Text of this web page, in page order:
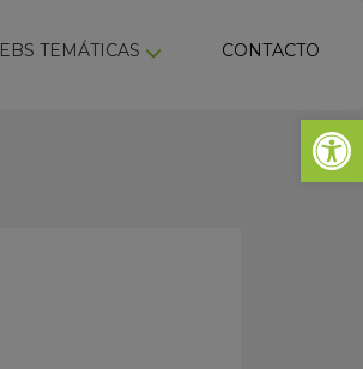
Abrir
TEMÁTICAS CONTACTO